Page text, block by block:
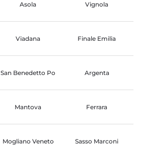
Asola Vignola
Viadana Finale Emilia
San Benedetto Po Argenta
Mantova Ferrara
Mogliano Veneto Sasso Marconi